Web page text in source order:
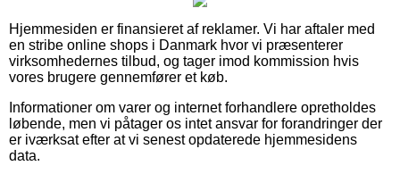
Hjemmesiden er finansieret af reklamer. Vi har aftaler med
en stribe online shops i Danmark hvor vi præsenterer
virksomhedernes tilbud, og tager imod kommission hvis
vores brugere gennemfører et køb.
Informationer om varer og internet forhandlere opretholdes
løbende, men vi påtager os intet ansvar for forandringer der
er iværksat efter at vi senest opdaterede hjemmesidens
data.